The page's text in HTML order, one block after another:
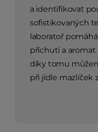
a identifikovat
sofistikovaných
laboratoř
příchutí a
díky tomu
při jídle mazlíček